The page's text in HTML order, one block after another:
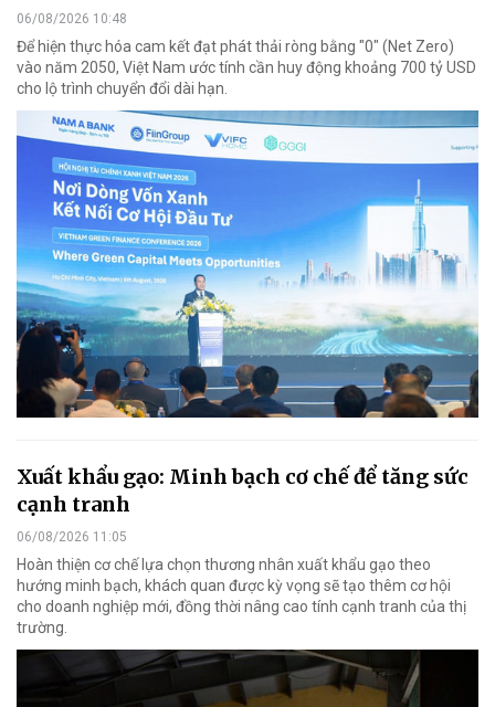
06/08/2026 10:48
Để hiện thực hóa cam kết đạt phát thải ròng bằng "0" (Net Zero)
vào năm 2050, Việt Nam ước tính cần huy động khoảng 700 tỷ USD
cho lộ trình chuyển đổi dài hạn.
Xuất khẩu gạo: Minh bạch cơ chế để tăng sức
cạnh tranh
06/08/2026 11:05
Hoàn thiện cơ chế lựa chọn thương nhân xuất khẩu gạo theo
hướng minh bạch, khách quan được kỳ vọng sẽ tạo thêm cơ hội
cho doanh nghiệp mới, đồng thời nâng cao tính cạnh tranh của thị
trường.